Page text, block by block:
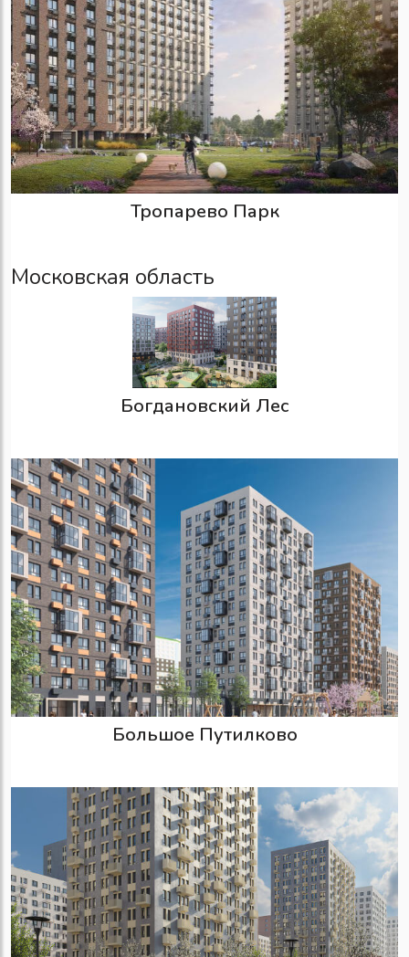
Тропарево Парк
Московская область
Богдановский Лес
Большое Путилково